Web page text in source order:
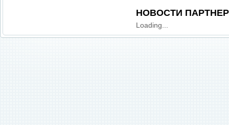
НОВОСТИ
Loading...